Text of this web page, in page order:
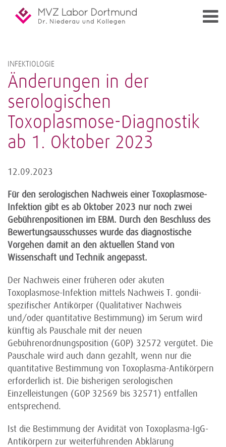
INFEKTIOLOGIE
Änderungen in der
serologischen
Toxoplasmose-Diagnostik
ab 1. Oktober 2023
12.09.2023
Für den serologischen Nachweis einer Toxoplasmose-
Infektion gibt es ab Oktober 2023 nur noch zwei
Gebührenpositionen im EBM. Durch den Beschluss des
Bewertungsausschusses wurde das diagnostische
Vorgehen damit an den aktuellen Stand von
Wissenschaft und Technik angepasst.
Der Nachweis einer früheren oder akuten
Toxoplasmose-Infektion mittels Nachweis T. gondii-
spezifischer Antikörper (Qualitativer Nachweis
und/oder quantitative Bestimmung) im Serum wird
künftig als Pauschale mit der neuen
Gebührenordnungsposition (GOP) 32572 vergütet. Die
Pauschale wird auch dann gezahlt, wenn nur die
quantitative Bestimmung von Toxoplasma-Antikörpern
erforderlich ist. Die bisherigen serologischen
Einzelleistungen (GOP 32569 bis 32571) entfallen
entsprechend.
Ist die Bestimmung der Avidität von Toxoplasma-IgG-
Antikörpern zur weiterführenden Abklärung